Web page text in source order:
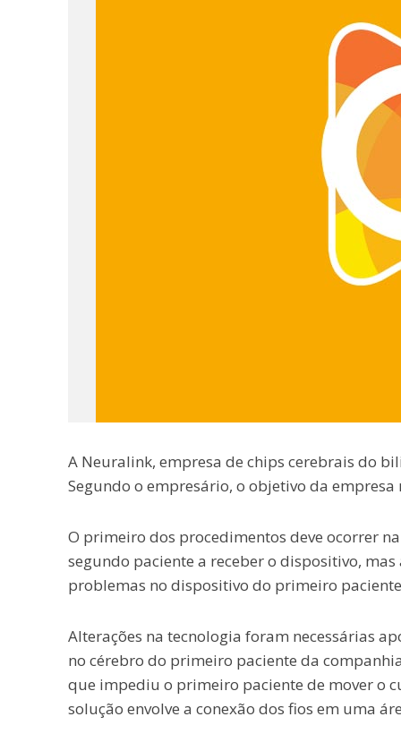
A Neuralink, empresa de chips cerebrais do
Segundo o empresário, o objetivo da
O primeiro dos procedimentos deve ocorrer
segundo paciente a receber o dispositivo,
problemas no dispositivo do primeiro
Alterações na tecnologia foram necessárias
no cérebro do primeiro paciente da
que impediu o primeiro paciente de mover o
solução envolve a conexão dos fios em uma